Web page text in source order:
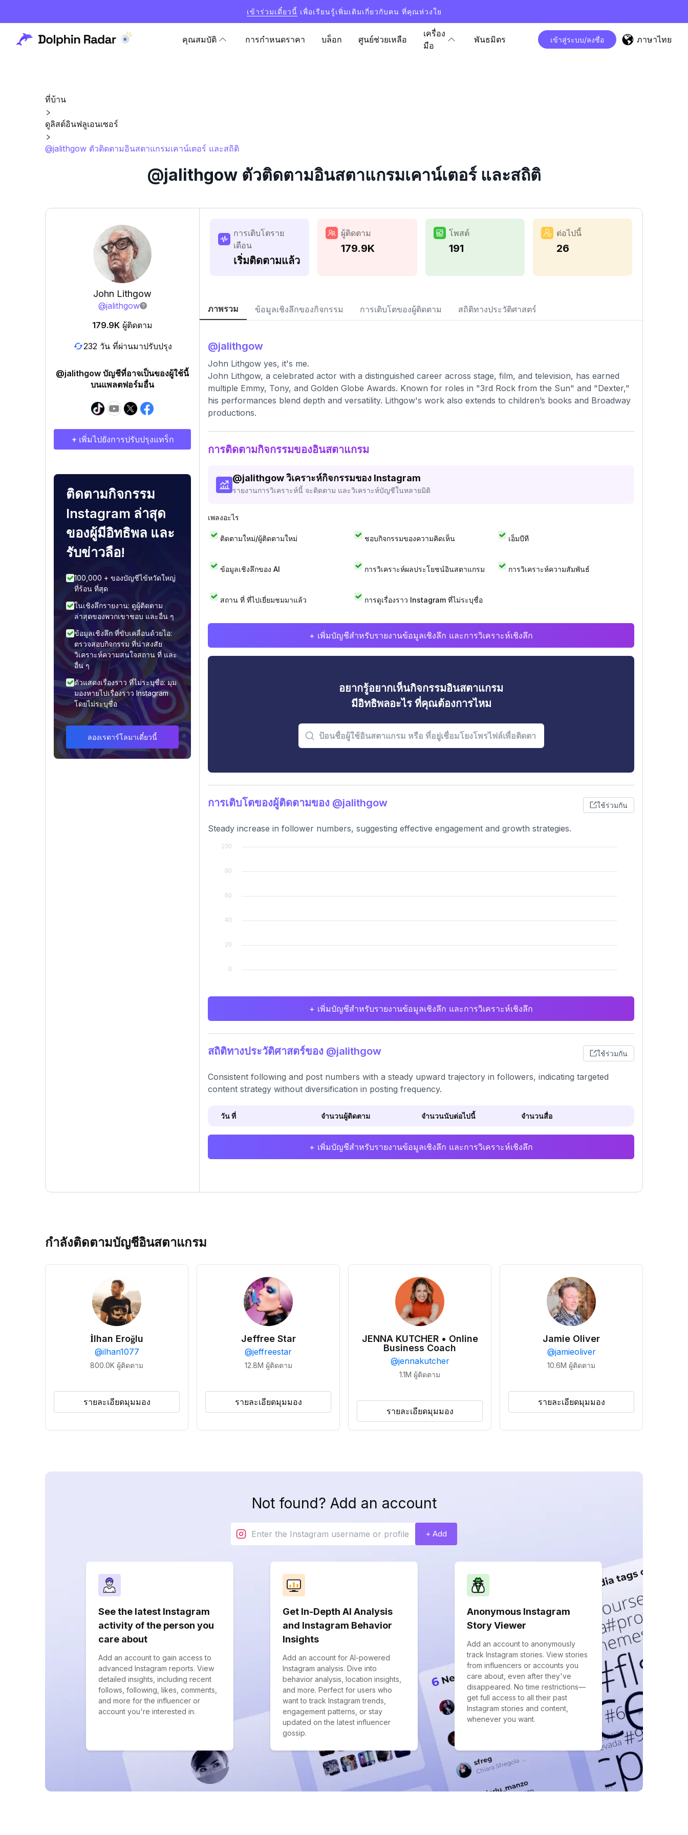
เข้าร่วมเดี๋ยวนี้ เพื่อเรียนรู้เพิ่มเติมเกี่ยวกับคน ที่คุณห่วงใย
คุณสมบัติ การกำหนดราคา บล็อก ศูนย์ช่วยเหลือ
เครื่อง
มือ
พันธมิตร เข้าสู่ระบบ/ลงชื่อ ภาษาไทย
ที่บ้าน
ดูลิสต์อินฟลูเอนเซอร์
@jalithgow ตัวติดตามอินสตาแกรมเคาน์เตอร์ และสถิติ
@jalithgow ตัวติดตามอินสตาแกรมเคาน์เตอร์ และสถิติ
John Lithgow
@jalithgow
179.9K ผู้ติดตาม
232 วัน ที่ผ่านมาปรับปรุง
@jalithgow บัญชีที่อาจเป็นของผู้ใช้นี้
บนแพลตฟอร์มอื่น
+ เพิ่มไปยังการปรับปรุงแทร็ก
ติดตามกิจกรรม
Instagram ล่าสุด
ของผู้มีอิทธิพล และ
รับข่าวลือ!
100,000 + ของบัญชีไข้หวัดใหญ่
ที่ร้อน ที่สุด
ในเชิงลึกรายงาน: ดูผู้ติดตาม
ล่าสุดของพวกเขาชอบ และอื่น ๆ
ข้อมูลเชิงลึก ที่ขับเคลื่อนด้วยไอ:
ตรวจสอบกิจกรรม ที่น่าสงสัย
วิเคราะห์ความสนใจสถาน ที่ และ
อื่น ๆ
ตัวแสดงเรื่องราว ที่ไม่ระบุชื่อ: มุม
มองหายไปเรื่องราว Instagram
โดยไม่ระบุชื่อ
ลองเรดาร์โลมาเดี๋ยวนี้
การเติบโตราย
เดือน
เริ่มติดตามแล้ว
ผู้ติดตาม
179.9K
โพสต์
191
ต่อไปนี้
26
ภาพรวม ข้อมูลเชิงลึกของกิจกรรม การเติบโตของผู้ติดตาม สถิติทางประวัติศาสตร์
@jalithgow
John Lithgow yes, it's me.
John Lithgow, a celebrated actor with a distinguished career across stage, film, and television, has earned
multiple Emmy, Tony, and Golden Globe Awards. Known for roles in "3rd Rock from the Sun" and "Dexter,"
his performances blend depth and versatility. Lithgow's work also extends to children’s books and Broadway
productions.
การติดตามกิจกรรมของอินสตาแกรม
@jalithgowวิเคราะห์กิจกรรมของ Instagram
รายงานการวิเคราะห์นี้ จะติดตาม และวิเคราะห์บัญชีในหลายมิติ
เพลงอะไร
ติดตามใหม่/ผู้ติดตามใหม่ ชอบกิจกรรมของความคิดเห็น เอ็มบีที
ข้อมูลเชิงลึกของ AI การวิเคราะห์ผลประโยชน์อินสตาแกรม การวิเคราะห์ความสัมพันธ์
สถาน ที่ ที่ไปเยี่ยมชมมาแล้ว การดูเรื่องราว Instagram ที่ไม่ระบุชื่อ
+ เพิ่มบัญชีสำหรับรายงานข้อมูลเชิงลึก และการวิเคราะห์เชิงลึก
อยากรู้อยากเห็นกิจกรรมอินสตาแกรม
มีอิทธิพลอะไร ที่คุณต้องการไหม
การเติบโตของผู้ติดตามของ @jalithgow ใช้ร่วมกัน
Steady increase in follower numbers, suggesting effective engagement and growth strategies.
+ เพิ่มบัญชีสำหรับรายงานข้อมูลเชิงลึก และการวิเคราะห์เชิงลึก
สถิติทางประวัติศาสตร์ของ @jalithgow ใช้ร่วมกัน
Consistent following and post numbers with a steady upward trajectory in followers, indicating targeted
content strategy without diversification in posting frequency.
วัน ที่ จำนวนผู้ติดตาม จำนวนนับต่อไปนี้ จำนวนสื่อ
+ เพิ่มบัญชีสำหรับรายงานข้อมูลเชิงลึก และการวิเคราะห์เชิงลึก
กำลังติดตามบัญชีอินสตาแกรม
İlhan Eroğlu
@ilhan1077
800.0K ผู้ติดตาม
รายละเอียดมุมมอง
Jeffree Star
@jeffreestar
12.8M ผู้ติดตาม
รายละเอียดมุมมอง
JENNA KUTCHER • Online
Business Coach
@jennakutcher
1.1M ผู้ติดตาม
รายละเอียดมุมมอง
Jamie Oliver
@jamieoliver
10.6M ผู้ติดตาม
รายละเอียดมุมมอง
Not found? Add an account
+ Add
See the latest Instagram
activity of the person you
care about
Add an account to gain access to
advanced Instagram reports. View
detailed insights, including recent
follows, following, likes, comments,
and more for the influencer or
account you're interested in.
Get In-Depth AI Analysis
and Instagram Behavior
Insights
Add an account for AI-powered
Instagram analysis. Dive into
behavior analysis, location insights,
and more. Perfect for users who
want to track Instagram trends,
engagement patterns, or stay
updated on the latest influencer
gossip.
Anonymous Instagram
Story Viewer
Add an account to anonymously
track Instagram stories. View stories
from influencers or accounts you
care about, even after they've
disappeared. No time restrictions—
get full access to all their past
Instagram stories and content,
whenever you want.